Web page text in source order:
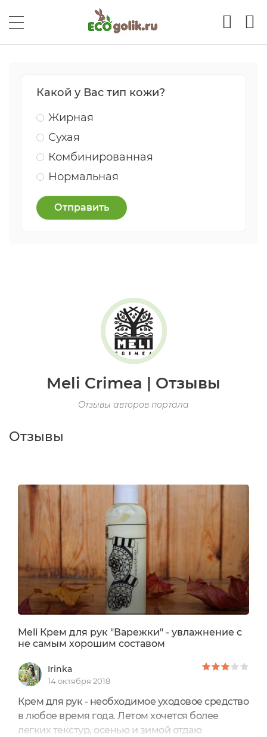
Какой у Вас тип кожи?
Жирная
Сухая
Комбинированная
Нормальная
Отправить
Meli Crimea | Отзывы
Отзывы авторов портала
Отзывы
Meli Крем для рук "Варежки" - увлажнение с
не самым хорошим составом
Irinka
14 октября 2018
Крем для рук - необходимое уходовое средство
в любое время года. Летом хочется более
легких текстур, осенью и зимой отдаю